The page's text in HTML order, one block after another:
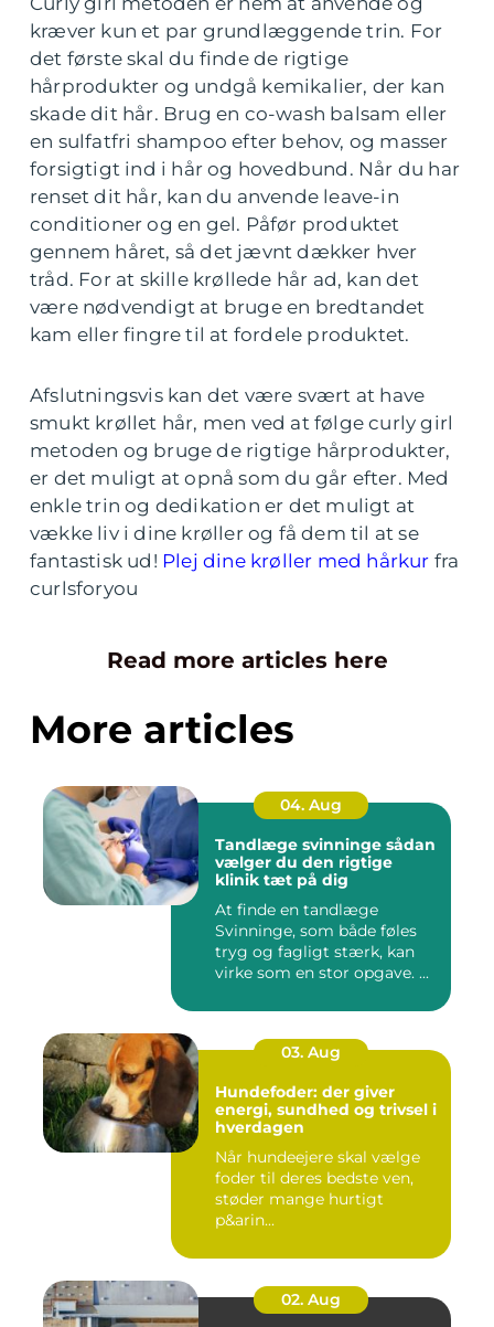
kræver kun et par grundlæggende trin. For
det første skal du finde de rigtige
hårprodukter og undgå kemikalier, der kan
skade dit hår. Brug en co-wash balsam eller
en sulfatfri shampoo efter behov, og masser
forsigtigt ind i hår og hovedbund. Når du har
renset dit hår, kan du anvende leave-in
conditioner og en gel. Påfør produktet
gennem håret, så det jævnt dækker hver
tråd. For at skille krøllede hår ad, kan det
være nødvendigt at bruge en bredtandet
kam eller fingre til at fordele produktet.
Afslutningsvis kan det være svært at have
smukt krøllet hår, men ved at følge curly girl
metoden og bruge de rigtige hårprodukter,
er det muligt at opnå som du går efter. Med
enkle trin og dedikation er det muligt at
vække liv i dine krøller og få dem til at se
fantastisk ud! Plej dine krøller med hårkur fra
curlsforyou
Read more articles here
More articles
04. Aug
Tandlæge svinninge sådan
vælger du den rigtige
klinik tæt på dig
At finde en tandlæge
Svinninge, som både føles
tryg og fagligt stærk, kan
virke som en stor opgave. ...
03. Aug
Hundefoder: der giver
energi, sundhed og trivsel i
hverdagen
Når hundeejere skal vælge
foder til deres bedste ven,
støder mange hurtigt
p&arin...
02. Aug